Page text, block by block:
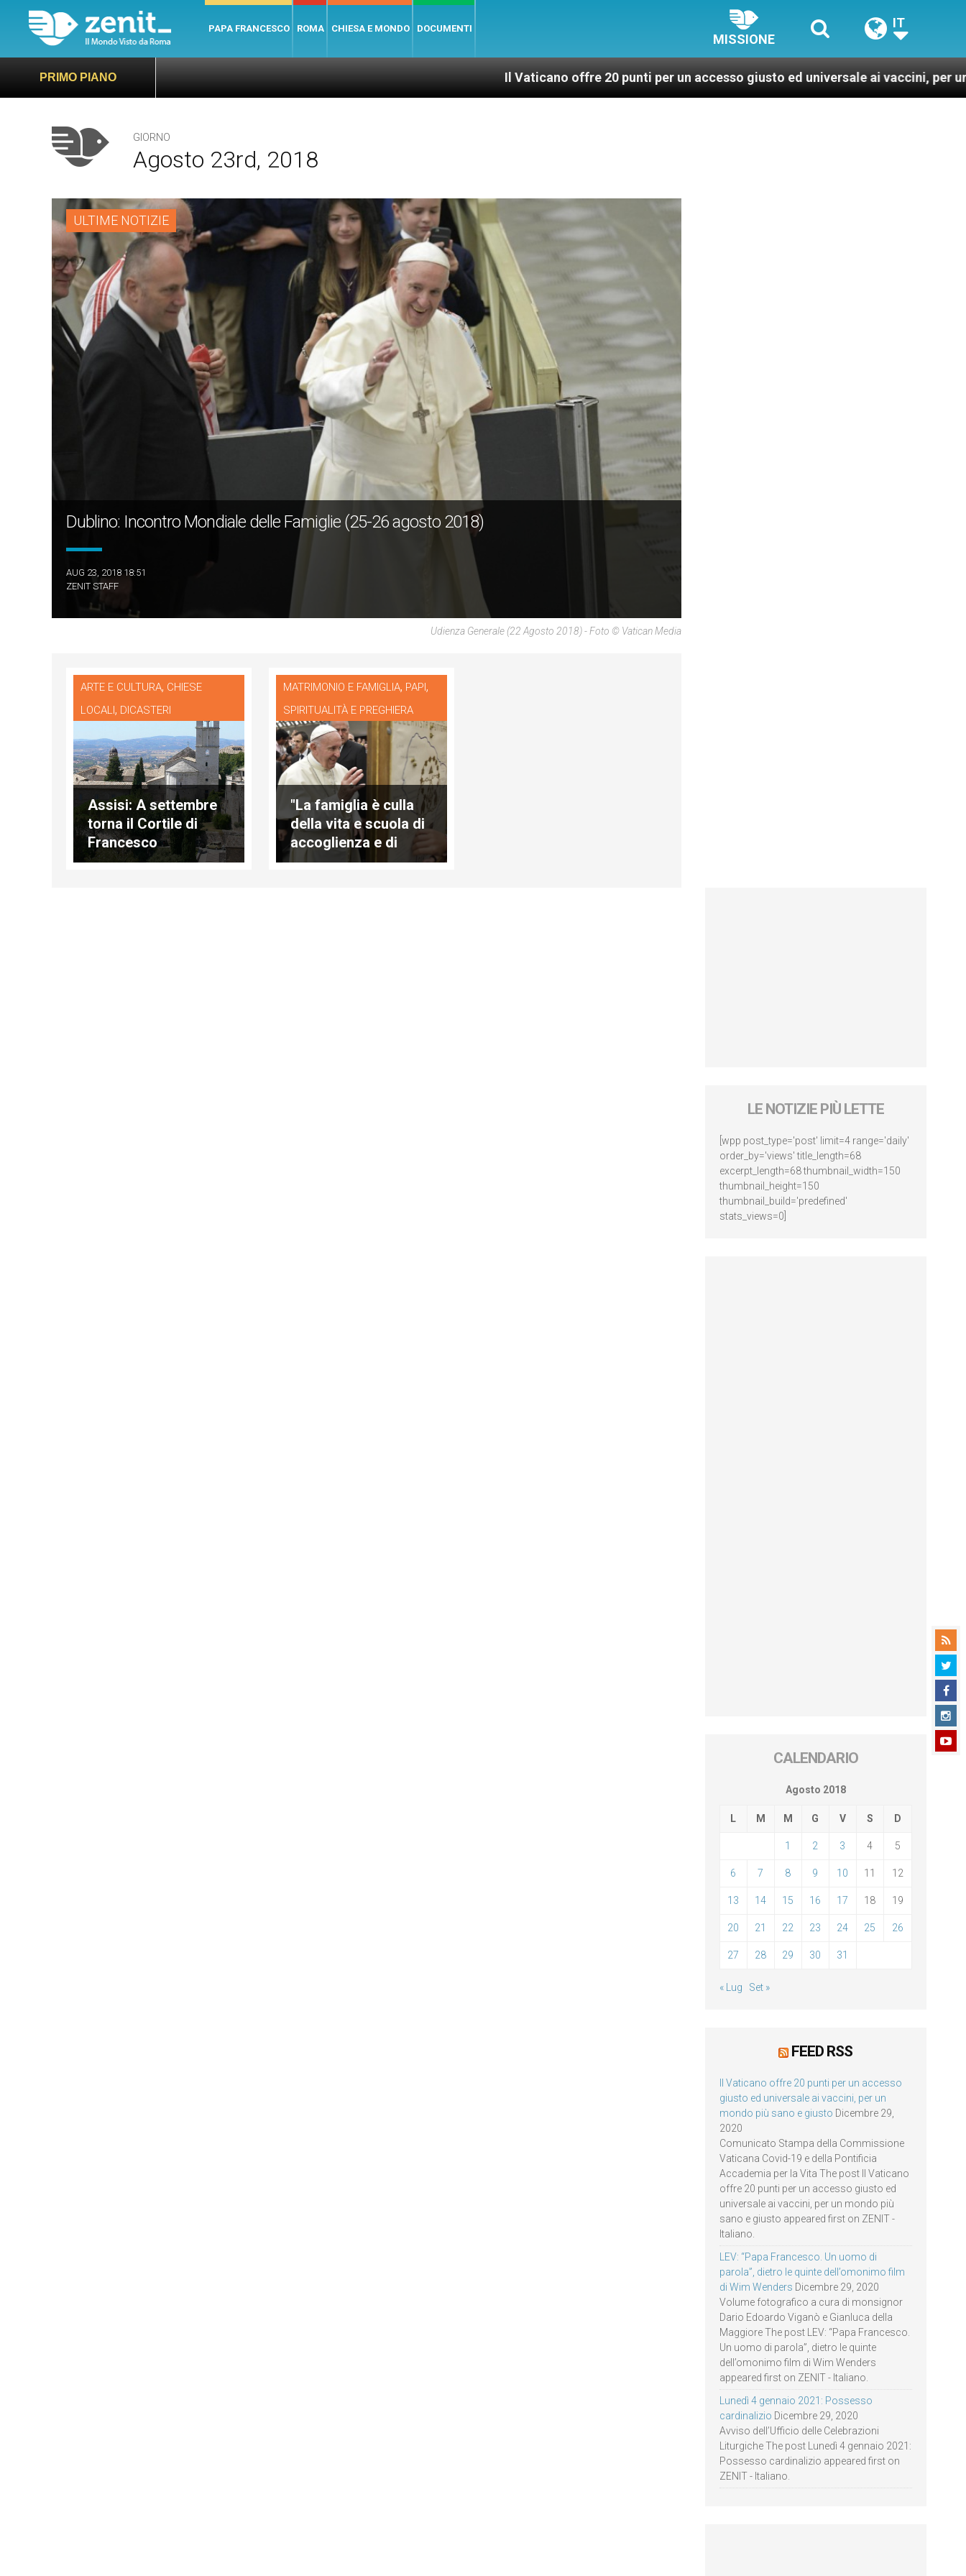
PAPA FRANCESCO ROMA CHIESA E MONDO DOCUMENTI
MISSIONE
IT
PRIMO PIANO Il Vaticano offre 20 punti per un accesso giusto ed universale ai vaccini, per un mondo più
GIORNO
Agosto 23rd, 2018
ULTIME NOTIZIE
Dublino: Incontro Mondiale delle Famiglie (25-26 agosto 2018)
AUG 23, 2018 18:51
ZENIT STAFF
Udienza Generale (22 Agosto 2018) - Foto © Vatican Media
ARTE E CULTURA, CHIESE
LOCALI, DICASTERI
Assisi: A settembre
torna il Cortile di
Francesco
MATRIMONIO E FAMIGLIA, PAPI,
SPIRITUALITÀ E PREGHIERA
"La famiglia è culla
della vita e scuola di
accoglienza e di
amore"
LE NOTIZIE PIÙ LETTE
[wpp post_type='post' limit=4 range='daily'
order_by='views' title_length=68
excerpt_length=68 thumbnail_width=150
thumbnail_height=150
thumbnail_build='predefined'
stats_views=0]
CALENDARIO
Agosto 2018
L M M G V S D
1 2 3 4 5
6 7 8 9 10 11 12
13 14 15 16 17 18 19
20 21 22 23 24 25 26
27 28 29 30 31
« Lug Set »
FEED RSS
Il Vaticano offre 20 punti per un accesso
giusto ed universale ai vaccini, per un
mondo più sano e giusto Dicembre 29,
2020
Comunicato Stampa della Commissione
Vaticana Covid-19 e della Pontificia
Accademia per la Vita The post Il Vaticano
offre 20 punti per un accesso giusto ed
universale ai vaccini, per un mondo più
sano e giusto appeared first on ZENIT -
Italiano.
LEV: “Papa Francesco. Un uomo di
parola”, dietro le quinte dell’omonimo film
di Wim Wenders Dicembre 29, 2020
Volume fotografico a cura di monsignor
Dario Edoardo Viganò e Gianluca della
Maggiore The post LEV: “Papa Francesco.
Un uomo di parola”, dietro le quinte
dell’omonimo film di Wim Wenders
appeared first on ZENIT - Italiano.
Lunedì 4 gennaio 2021: Possesso
cardinalizio Dicembre 29, 2020
Avviso dell’Ufficio delle Celebrazioni
Liturgiche The post Lunedì 4 gennaio 2021:
Possesso cardinalizio appeared first on
ZENIT - Italiano.